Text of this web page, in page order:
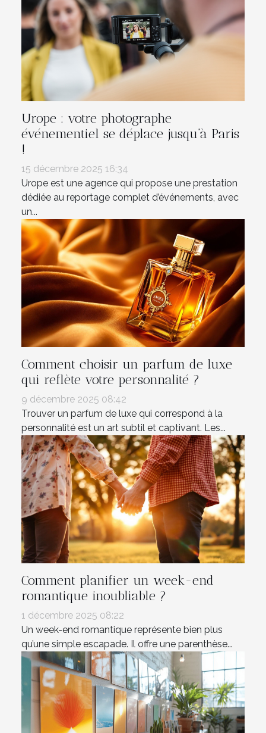
Urope : votre photographe
événementiel se déplace jusqu’à Paris
!
15 décembre 2025 16:34
Urope est une agence qui propose une prestation
dédiée au reportage complet d’événements, avec
un...
Comment choisir un parfum de luxe
qui reflète votre personnalité ?
9 décembre 2025 08:42
Trouver un parfum de luxe qui correspond à la
personnalité est un art subtil et captivant. Les...
Comment planifier un week-end
romantique inoubliable ?
1 décembre 2025 08:22
Un week-end romantique représente bien plus
qu’une simple escapade. Il offre une parenthèse...